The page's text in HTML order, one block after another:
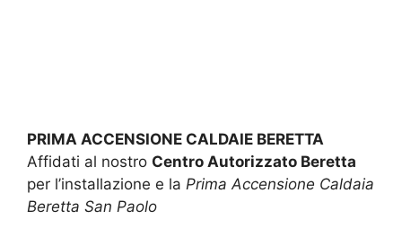
PRIMA ACCENSIONE CALDAIE BERETTA
Affidati al nostro Centro Autorizzato Beretta
per l’installazione e la Prima Accensione Caldaia
Beretta San Paolo